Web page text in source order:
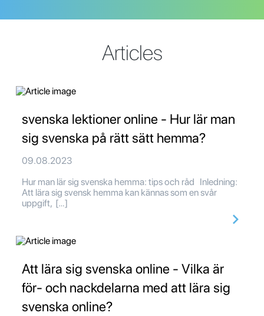
Articles
svenska lektioner online - Hur lär man
sig svenska på rätt sätt hemma?
09.08.2023
Hur man lär sig svenska hemma: tips och råd Inledning:
Att lära sig svensk hemma kan kännas som en svår
uppgift, […]
Att lära sig svenska online - Vilka är
för- och nackdelarna med att lära sig
svenska online?